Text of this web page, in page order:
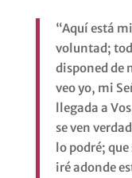
“Aquí está
voluntad;
disponed de
veo yo, mi
llegada a
se ven
lo podré;
iré adonde